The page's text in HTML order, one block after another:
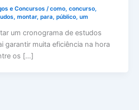
e Concursos /como,concurso,
,montar,para,público,um
um cronograma de estudos
garantir muita eficiência na hora
os […]